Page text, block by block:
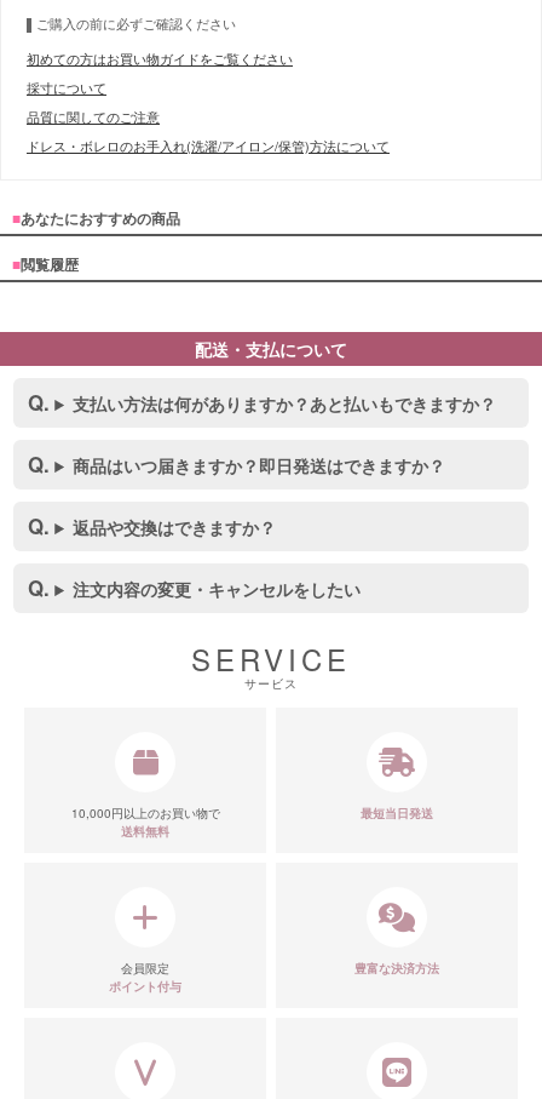
ご購入の前に必ずご確認ください
初めての方はお買い物ガイドをご覧ください
採寸について
品質に関してのご注意
ドレス・ボレロのお手入れ(洗濯/アイロン/保管)方法について
■あなたにおすすめの商品
■閲覧履歴
配送・支払について
支払い方法は何がありますか？あと払いもできますか？
商品はいつ届きますか？即日発送はできますか？
返品や交換はできますか？
注文内容の変更・キャンセルをしたい
SERVICE
サービス
10,000円以上のお買い物で
送料無料
最短当日発送
会員限定
ポイント付与
豊富な決済方法